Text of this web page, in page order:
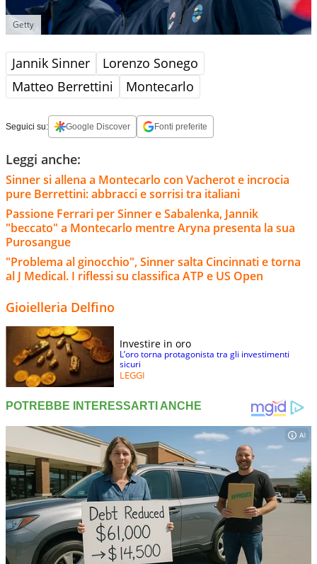
Getty
Jannik Sinner
Lorenzo Sonego
Matteo Berrettini
Montecarlo
Seguici su: Google Discover Fonti preferite
Leggi anche:
Sinner si allena a Montecarlo con Vacherot e incrocia
pure Berrettini: abbracci e sorrisi tra italiani
Passione Ferrari per Sinner e Sabalenka, Jannik
"beccato" a Montecarlo mentre Aryna presenta la sua
Purosangue
"Problema al ginocchio", Sinner salta Cincinnati e torna
al J Medical. I riflessi su classifica ATP e US Open
Gioielleria Delfino
Investire in oro
L’oro torna protagonista tra gli investimenti
sicuri
LEGGI